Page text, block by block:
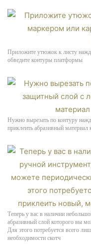
Приложите утюжок к листу
обведите контуры платформы
Нужно вырезать по контуру
приклеить абразивный
Теперь у вас в наличии
абразивный слой которого вы
Для этого потребуется всего
необходимости скотч